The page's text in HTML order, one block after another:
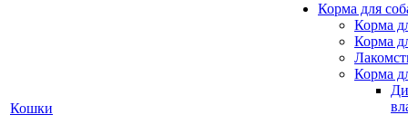
Кошки
Корма для
Корма
Корма
Корма